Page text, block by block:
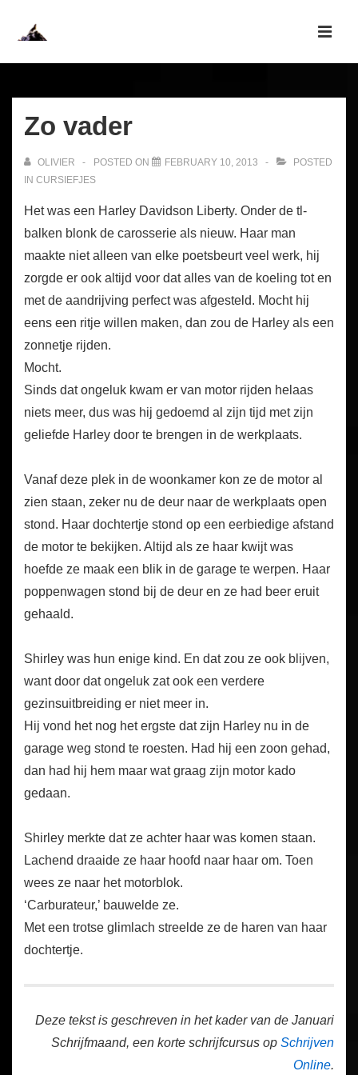
Content
Navigation
Zo vader
OLIVIER POSTED ON FEBRUARY 10, 2013
POSTED
IN CURSIEFJES
Het was een Harley Davidson Liberty. Onder de tl-
balken blonk de carosserie als nieuw. Haar man
maakte niet alleen van elke poetsbeurt veel werk, hij
zorgde er ook altijd voor dat alles van de koeling tot en
met de aandrijving perfect was afgesteld. Mocht hij
eens een ritje willen maken, dan zou de Harley als een
zonnetje rijden.
Mocht.
Sinds dat ongeluk kwam er van motor rijden helaas
niets meer, dus was hij gedoemd al zijn tijd met zijn
geliefde Harley door te brengen in de werkplaats.
Vanaf deze plek in de woonkamer kon ze de motor al
zien staan, zeker nu de deur naar de werkplaats open
stond. Haar dochtertje stond op een eerbiedige afstand
de motor te bekijken. Altijd als ze haar kwijt was
hoefde ze maak een blik in de garage te werpen. Haar
poppenwagen stond bij de deur en ze had beer eruit
gehaald.
Shirley was hun enige kind. En dat zou ze ook blijven,
want door dat ongeluk zat ook een verdere
gezinsuitbreiding er niet meer in.
Hij vond het nog het ergste dat zijn Harley nu in de
garage weg stond te roesten. Had hij een zoon gehad,
dan had hij hem maar wat graag zijn motor kado
gedaan.
Shirley merkte dat ze achter haar was komen staan.
Lachend draaide ze haar hoofd naar haar om. Toen
wees ze naar het motorblok.
‘Carburateur,’ bauwelde ze.
Met een trotse glimlach streelde ze de haren van haar
dochtertje.
Deze tekst is geschreven in het kader van de Januari
Schrijfmaand, een korte schrijfcursus op Schrijven
Online.